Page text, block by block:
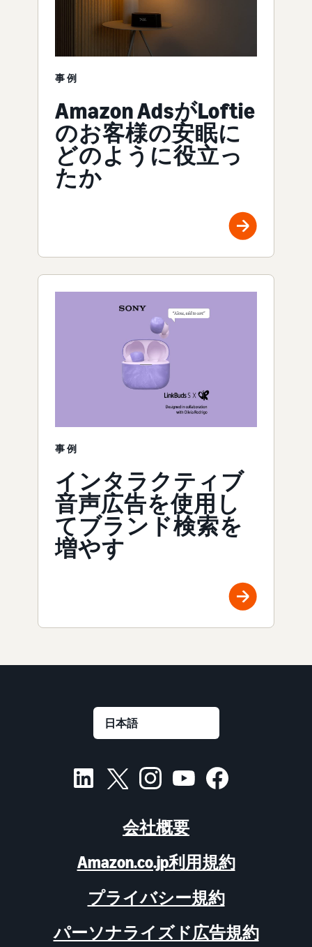
事例
Amazon AdsがLoftie
のお客様の安眠に
どのように役立っ
たか
事例
インタラクティブ
音声広告を使用し
てブランド検索を
増やす
会社概要
Amazon.co.jp利用規約
プライバシー規約
パーソナライズド広告規約